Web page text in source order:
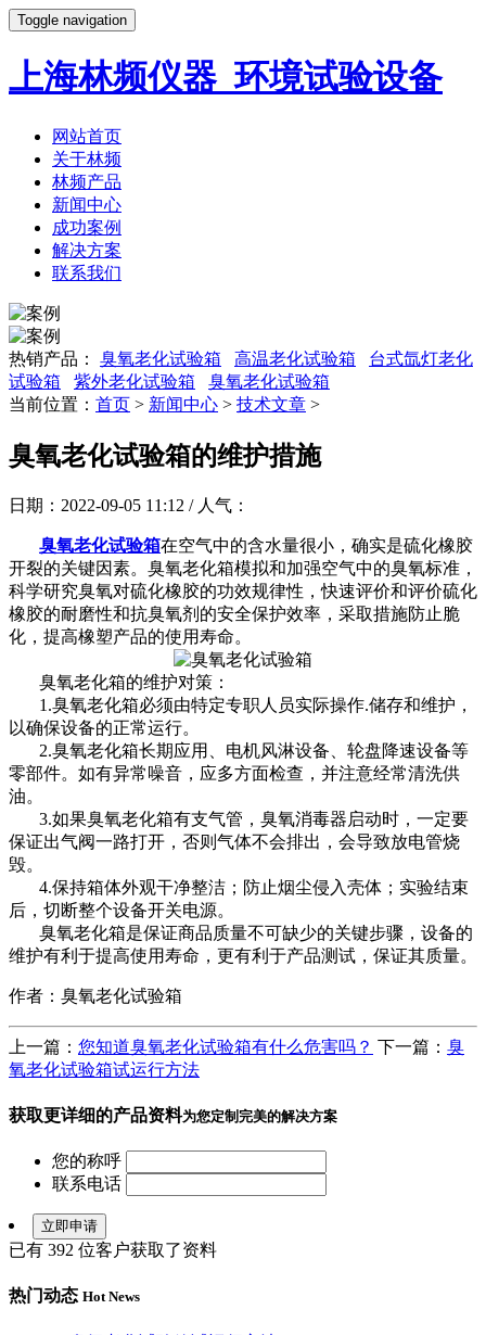
Toggle navigation
上海林频仪器_环境试验设备
网站首页
关于林频
林频产品
新闻中心
成功案例
解决方案
联系我们
热销产品： 臭氧老化试验箱 高温老化试验箱
台式氙灯老化
试验箱
紫外老化试验箱
臭氧老化试验箱
当前位置： 首页 > 新闻中心 > 技术文章 >
臭氧老化试验箱的维护措施
日期：2022-09-05 11:12 / 人气：
臭氧老化试验箱在空气中的含水量很小，确实是硫化橡胶
开裂的关键因素。臭氧老化箱模拟和加强空气中的臭氧标准，
科学研究臭氧对硫化橡胶的功效规律性，快速评价和评价硫化
橡胶的耐磨性和抗臭氧剂的安全保护效率，采取措施防止脆
化，提高橡塑产品的使用寿命。
臭氧老化箱的维护对策：
1.臭氧老化箱必须由特定专职人员实际操作.储存和维护，
以确保设备的正常运行。
2.臭氧老化箱长期应用、电机风淋设备、轮盘降速设备等
零部件。如有异常噪音，应多方面检查，并注意经常清洗供
油。
3.如果臭氧老化箱有支气管，臭氧消毒器启动时，一定要
保证出气阀一路打开，否则气体不会排出，会导致放电管烧
毁。
4.保持箱体外观干净整洁；防止烟尘侵入壳体；实验结束
后，切断整个设备开关电源。
臭氧老化箱是保证商品质量不可缺少的关键步骤，设备的
维护有利于提高使用寿命，更有利于产品测试，保证其质量。
作者：臭氧老化试验箱
上一篇： 您知道臭氧老化试验箱有什么危害吗？ 下一篇： 臭
氧老化试验箱试运行方法
获取更详细的产品资料为您定制完美的解决方案
您的称呼
联系电话
已有 392 位客户获取了资料
热门动态 Hot News